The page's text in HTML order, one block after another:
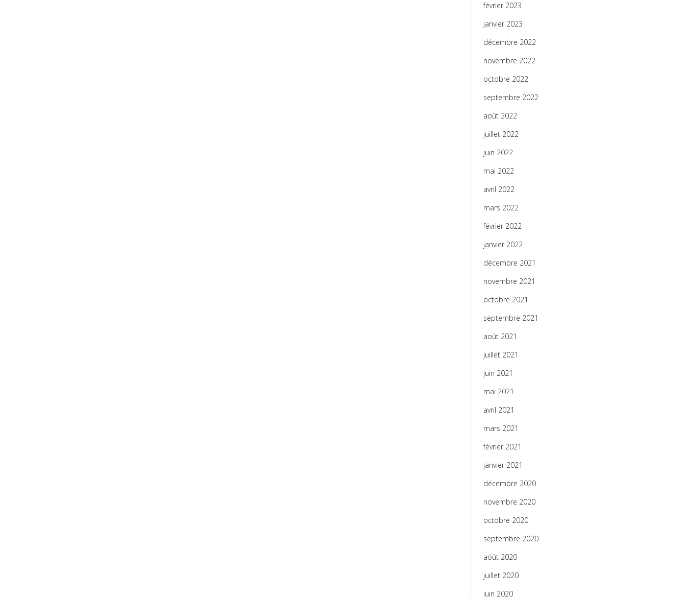
février 2023
janvier 2023
décembre 2022
novembre 2022
octobre 2022
septembre 2022
août 2022
juillet 2022
juin 2022
mai 2022
avril 2022
mars 2022
février 2022
janvier 2022
décembre 2021
novembre 2021
octobre 2021
septembre 2021
août 2021
juillet 2021
juin 2021
mai 2021
avril 2021
mars 2021
février 2021
janvier 2021
décembre 2020
novembre 2020
octobre 2020
septembre 2020
août 2020
juillet 2020
juin 2020